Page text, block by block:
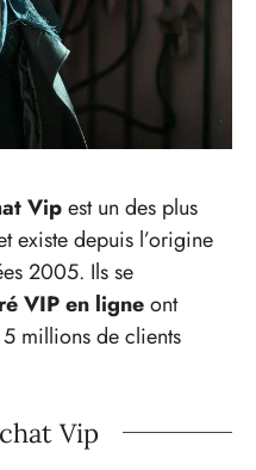
Vipest un des plus
existe depuis l’origine
2005. Ils se
VIP en ligneont
millions de clients
Vip